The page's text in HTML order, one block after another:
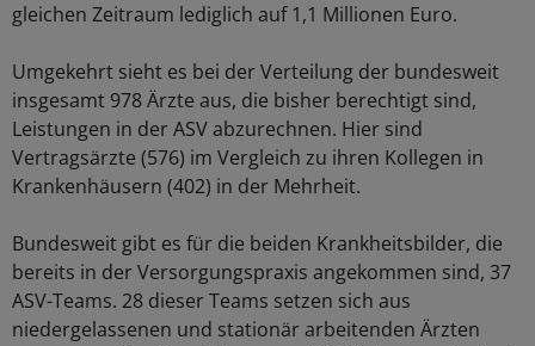
gleichen Zeitraum lediglich auf 1,1 Millionen Euro.
Umgekehrt sieht es bei der Verteilung der bundesweit
insgesamt 978 Ärzte aus, die bisher berechtigt sind,
Leistungen in der ASV abzurechnen. Hier sind
Vertragsärzte (576) im Vergleich zu ihren Kollegen in
Krankenhäusern (402) in der Mehrheit.
Bundesweit gibt es für die beiden Krankheitsbilder, die
bereits in der Versorgungspraxis angekommen sind, 37
ASV-Teams. 28 dieser Teams setzen sich aus
niedergelassenen und stationär arbeitenden Ärzten